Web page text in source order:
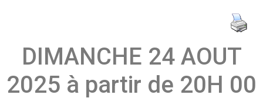
DIMANCHE 24 AOUT
2025 à partir de 20H 00